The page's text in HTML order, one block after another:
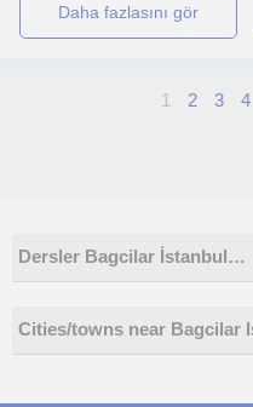
daha fazlasını gör
1 2 3 4
Dersler Bagcilar İstanbul…
Cities/towns near Bagcilar